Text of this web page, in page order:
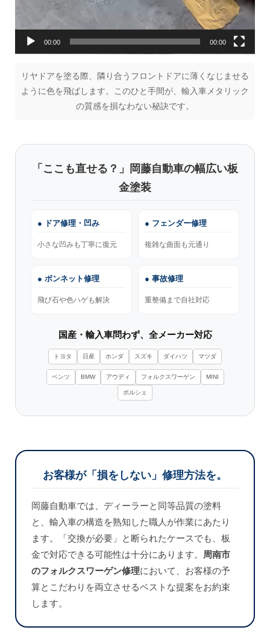
00:00 00:00
リヤドアを塗る際、隣り合うフロントドアに薄くなじませる
ように色を飛ばします。このひと手間が、輸入車メタリック
の質感を損なわない秘訣です。
「ここも直せる？」岡藤自動車の幅広い板
金塗装
● ドア修理・凹み
小さな凹みも丁寧に復元
● フェンダー修理
複雑な曲面も元通り
● ボンネット修理
飛び石や色ハゲも解決
● 事故修理
重整備まで自社対応
国産・輸入車問わず、全メーカー対応
トヨタ 日産 ホンダ スズキ ダイハツ マツダ
ベンツ BMW アウディ フォルクスワーゲン MINI
ポルシェ
お客様が「損をしない」修理方法を。
岡藤自動車では、ディーラーと同等品質の塗料
と、輸入車の構造を熟知した職人が作業にあたり
ます。「交換が必要」と断られたケースでも、板
金で対応できる可能性は十分にあります。
周南市
のフォルクスワーゲン修理において、お客様の予
算とこだわりを両立させるベストな提案をお約束
します。